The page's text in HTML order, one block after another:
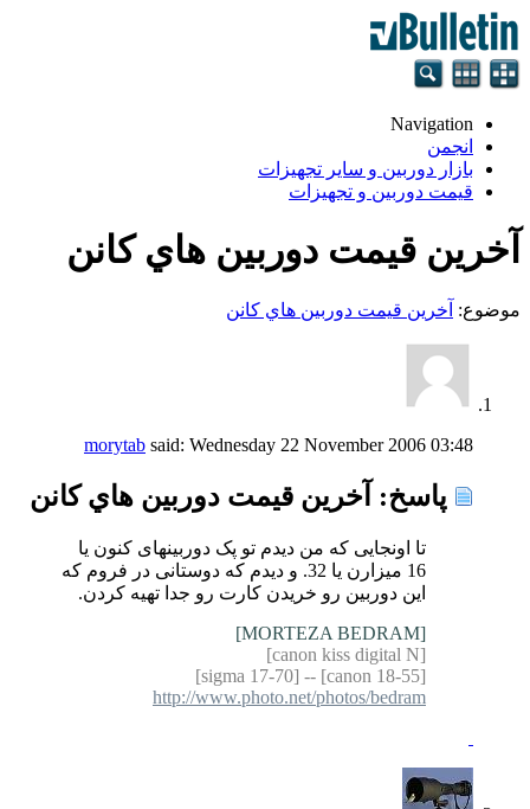
Navigation
انجمن
بازار دوربین و سایر تجهیزات
قیمت دوربین و تجهیزات
آخرين قيمت دوربين هاي كانن
موضوع: آخرين قيمت دوربين هاي كانن
morytab said: Wednesday 22 November 2006 03:48
پاسخ: آخرين قيمت دوربين هاي كانن
تا اونجایی که من دیدم تو پک دوربینهای کنون یا
16 میزارن یا 32. و دیدم که دوستانی در فروم که
این دوربین رو خریدن کارت رو جدا تهیه کردن.
[MORTEZA BEDRAM]
[canon kiss digital N]
[canon 18-55] -- [sigma 17-70]
http://www.photo.net/photos/bedram